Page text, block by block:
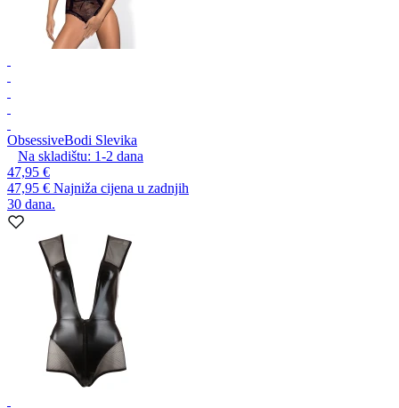
ObsessiveBodi Slevika
Na skladištu: 1-2 dana
47,95 €
47,95 € Najniža cijena u zadnjih
30 dana.